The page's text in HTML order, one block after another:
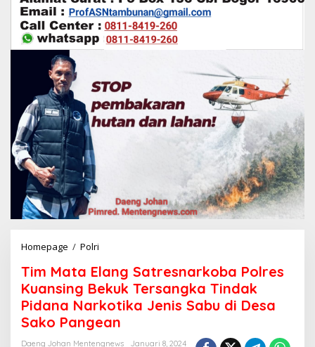
Homepage / Polri
m
M
a
t
a
Tim Mata Elang Satresnarkoba Polres
Kuansing Bekuk Tersangka Tindak
Pidana Narkotika Jenis Sabu di Desa
Sako Pangean
Daeng Johan Mentengnews
Januari 8, 2024